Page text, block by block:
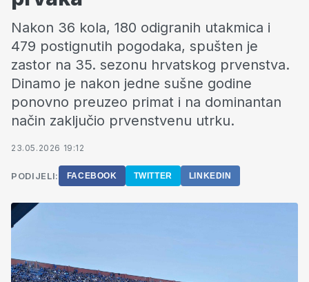
Nakon 36 kola, 180 odigranih utakmica i
479 postignutih pogodaka, spušten je
zastor na 35. sezonu hrvatskog prvenstva.
Dinamo je nakon jedne sušne godine
ponovno preuzeo primat i na dominantan
način zaključio prvenstvenu utrku.
23.05.2026 19:12
PODIJELI: FACEBOOK TWITTER LINKEDIN